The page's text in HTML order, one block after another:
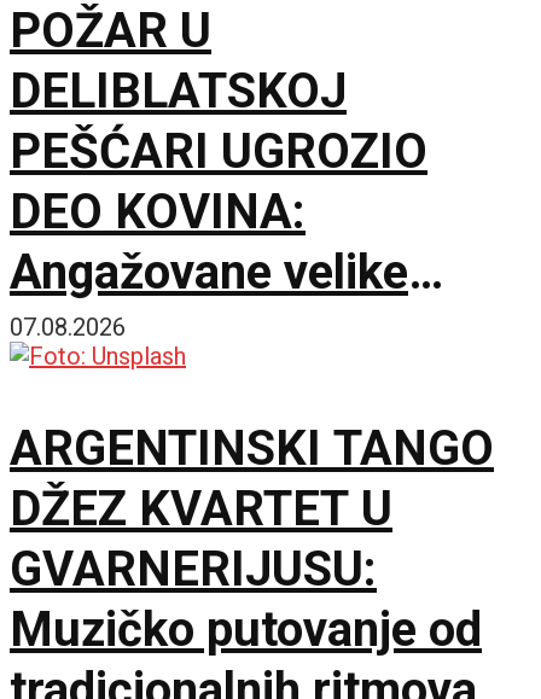
POŽAR U
DELIBLATSKOJ
PEŠĆARI UGROZIO
DEO KOVINA:
Angažovane velike
snage za zaštitu
resursa
07.08.2026
ARGENTINSKI TANGO
DŽEZ KVARTET U
GVARNERIJUSU:
Muzičko putovanje od